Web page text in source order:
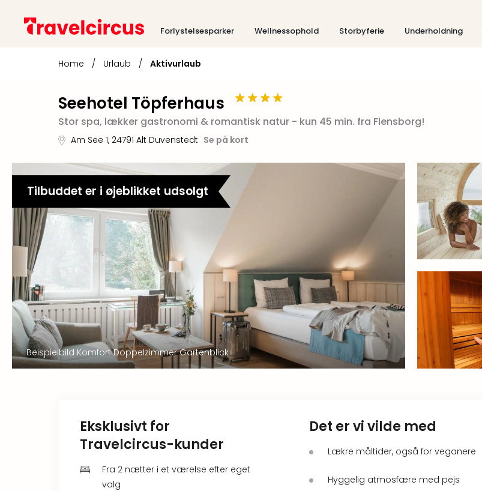
Forlystelsesparker Wellnessophold Storbyferie Underholdning
Home / Urlaub / Aktivurlaub
Seehotel Töpferhaus
Stor spa, lækker gastronomi & romantisk natur - kun 45 min. fra Flensborg!
Am See 1, 24791 Alt Duvenstedt Se på kort
Tilbuddet er i øjeblikket udsolgt
Beispielbild Komfort Doppelzimmer Gartenblick
Eksklusivt for
Travelcircus-kunder
Fra 2 nætter i et værelse efter eget
valg
Det er vi vilde med
Lækre måltider, også for veganere
Hyggelig atmosfære med pejs